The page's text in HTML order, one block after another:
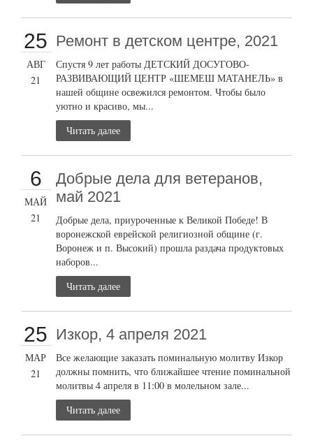
25
АВГ
21
Ремонт в детском центре, 2021
Спустя 9 лет работы ДЕТСКИЙ ДОСУГОВО-
РАЗВИВАЮЩИЙ ЦЕНТР «ШЕМЕШ МАТАНЕЛЬ» в
нашей общине освежился ремонтом. Чтобы было
уютно и красиво, мы...
Читать далее
6
МАЙ
21
Добрые дела для ветеранов,
май 2021
Добрые дела, приуроченные к Великой Победе! В
воронежской еврейской религиозной общине (г.
Воронеж и п. Высокий) прошла раздача продуктовых
наборов...
Читать далее
25
МАР
21
Изкор, 4 апреля 2021
Все желающие заказать поминальную молитву Изкор
должны помнить, что ближайшее чтение поминальной
молитвы 4 апреля в 11:00 в молельном зале...
Читать далее